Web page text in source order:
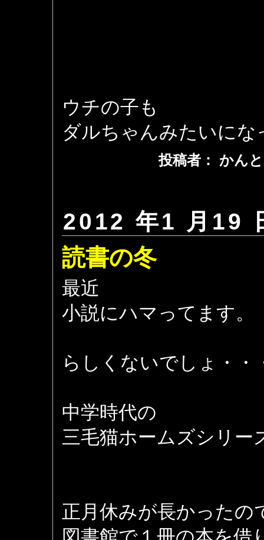
ウチの子も
ダルちゃんみたいに
投稿者： かん
2012 年1 月19
読書の冬
最近
小説にハマってます。
らしくないでしょ・・
中学時代の
三毛猫ホームズシリー
正月休みが長かったの